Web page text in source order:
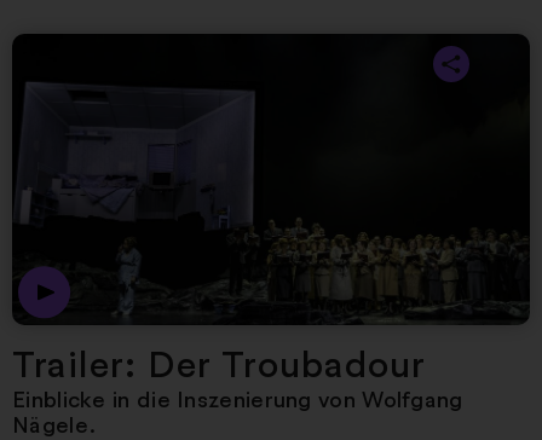
Nächster Artikel
Trailer: Der Troubadour
Einblicke in die Inszenierung von Wolfgang
Nägele.